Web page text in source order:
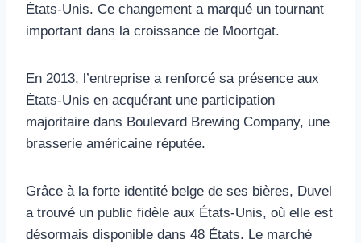
États-Unis. Ce changement a marqué un tournant
important dans la croissance de Moortgat.
En 2013, l’entreprise a renforcé sa présence aux
États-Unis en acquérant une participation
majoritaire dans Boulevard Brewing Company, une
brasserie américaine réputée.
Grâce à la forte identité belge de ses bières, Duvel
a trouvé un public fidèle aux États-Unis, où elle est
désormais disponible dans 48 États. Le marché